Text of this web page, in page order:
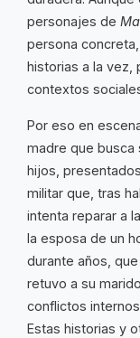
personajes de
persona
historias a la vez,
contextos
Por eso en
madre que busca
hijos,
militar que, tras
intenta reparar a
la esposa de un
durante años,
retuvo a su
conflictos
Estas historias y